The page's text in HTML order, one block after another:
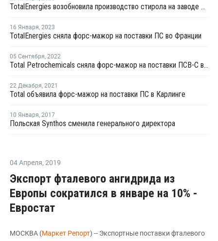
TotalEnergies возобновила производство стирола на заводе в Гонфревиле
16 Января, 2023
TotalEnergies сняла форс-мажор на поставки ПС во Франции
05 Сентября, 2022
Total Petrochemicals сняла форс-мажор на поставки ПСВ-С в Бельгии
22 Декабря, 2021
Total объявила форс-мажор на поставки ПС в Карлинге
10 Января, 2017
Польская Synthos сменила генерального директора
04 Апреля, 2019
Экспорт фталевого ангидрида из
Европы сократился в январе на 10% -
Евростат
МОСКВА (Маркет Репорт) -- Экспортные поставки фталевого